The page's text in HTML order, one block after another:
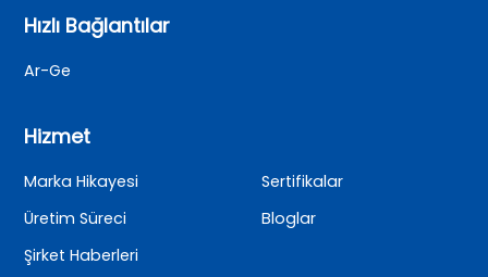
Hızlı Bağlantılar
Ar-Ge
Hizmet
Marka Hikayesi
Sertifikalar
Üretim Süreci
Bloglar
Şirket Haberleri